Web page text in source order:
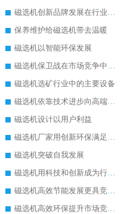
磁选机创新品牌发展在行业的顶端
保养维护给磁选机带去温暖
磁选机以智能环保发展
磁选机保卫战在市场竞争中打响
磁选机选矿行业中的主要设备
磁选机依靠技术进步向高端转型
磁选机设计以用户利益
磁选机厂家用创新环保满足市发展
磁选机突破自我发展
磁选机用科技和创新成为行业中的顶梁柱
磁选机高效节能发展更具竞争力
磁选机高效环保提升市场竞争力